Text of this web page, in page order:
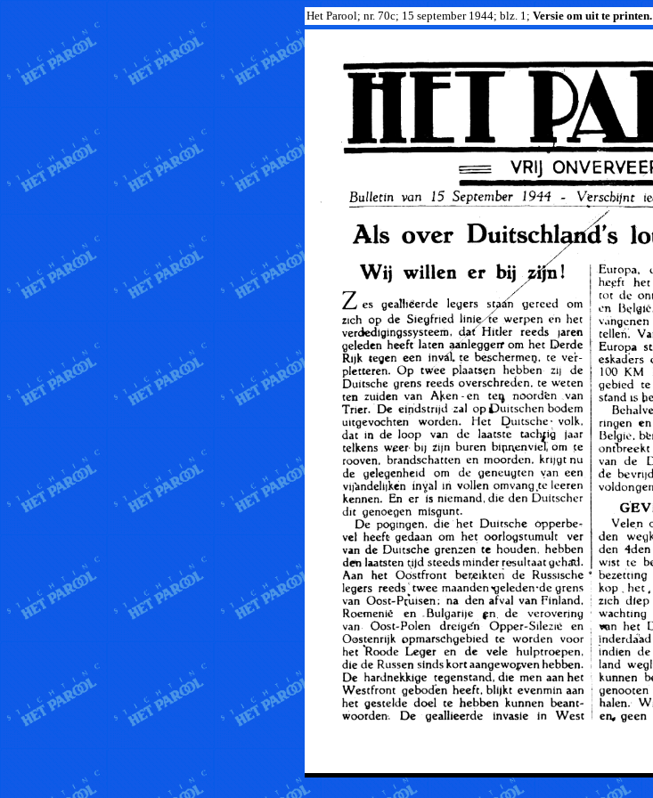
Het Parool; nr. 70c; 15 september 1944; blz. 1; Versie om uit te printen.